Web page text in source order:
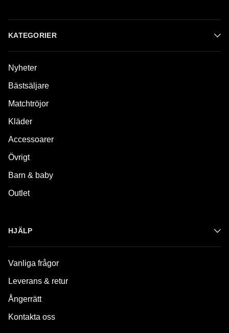
KATEGORIER
Nyheter
Bästsäljare
Matchtröjor
Kläder
Accessoarer
Övrigt
Barn & baby
Outlet
HJÄLP
Vanliga frågor
Leverans & retur
Ångerrätt
Kontakta oss